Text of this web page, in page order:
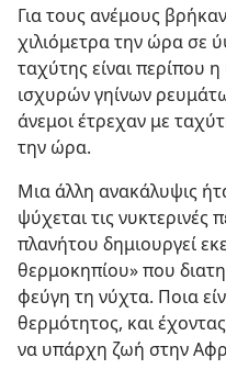
Για τους ανέμους
χιλιόμετρα την ώρα σε
ταχύτης είναι περίπου
ισχυρών γηίνων
άνεμοι έτρεχαν με
την ώρα.
Μια άλλη ανακάλυψις
ψύχεται τις
πλανήτου δημιουργεί
θερμοκηπίου» που
φεύγη τη νύχτα. Ποια
θερμότητος, και
να υπάρχη ζωή στην